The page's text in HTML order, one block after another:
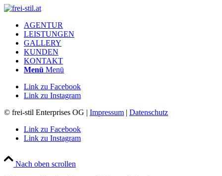
AGENTUR
LEISTUNGEN
GALLERY
KUNDEN
KONTAKT
Menü Menü
Link zu Facebook
Link zu Instagram
© frei-stil Enterprises OG | Impressum | Datenschutz
Link zu Facebook
Link zu Instagram
Nach oben scrollen